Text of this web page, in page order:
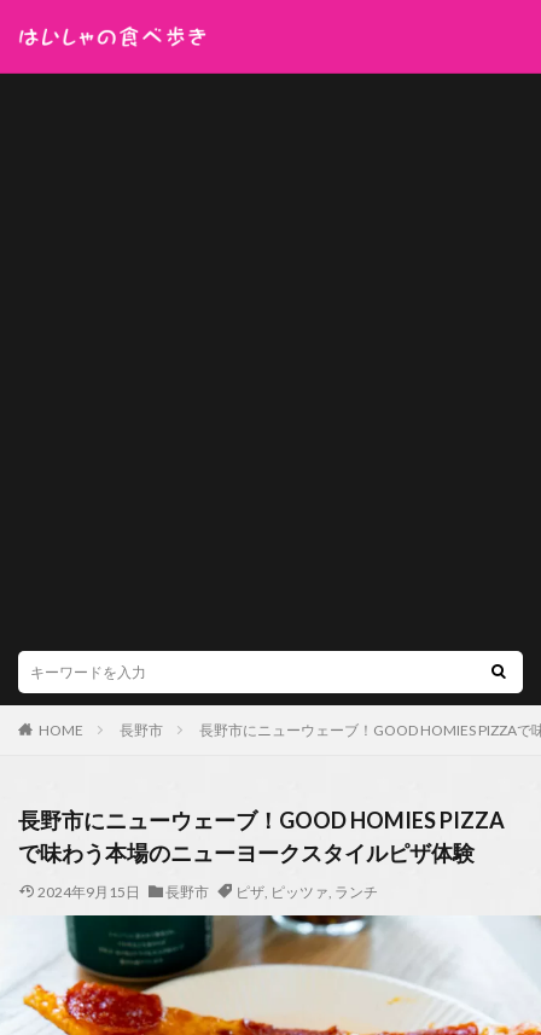
HOME 長野市 長野市にニューウェーブ！GOOD HOMIES PIZZA
長野市にニューウェーブ！GOOD HOMIES PIZZA
で味わう本場のニューヨークスタイルピザ体験
2024年9月15日 長野市 ピザ, ピッツァ, ランチ